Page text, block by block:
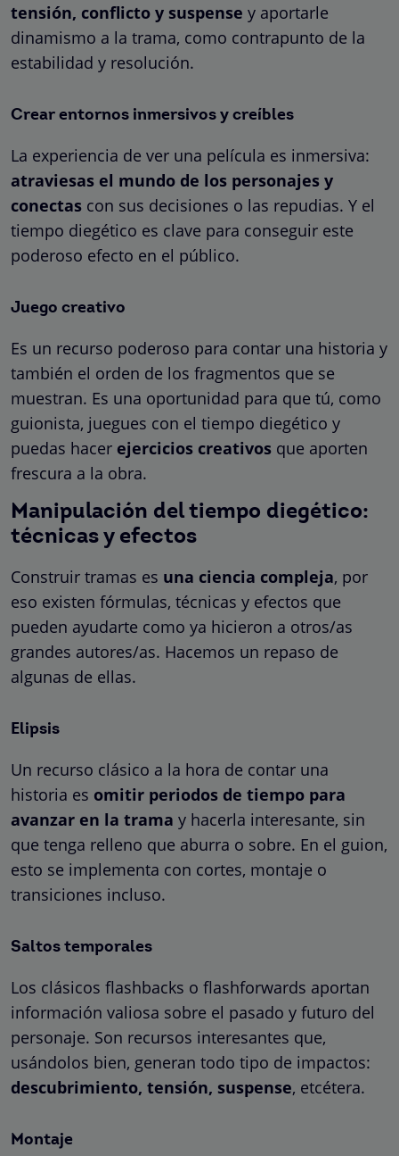
tensión, conflicto y suspense y aportarle
dinamismo a la trama, como contrapunto de la
estabilidad y resolución.
Crear entornos inmersivos y creíbles
La experiencia de ver una película es inmersiva:
atraviesas el mundo de los personajes y
conectas con sus decisiones o las repudias. Y el
tiempo diegético es clave para conseguir este
poderoso efecto en el público.
Juego creativo
Es un recurso poderoso para contar una historia y
también el orden de los fragmentos que se
muestran. Es una oportunidad para que tú, como
guionista, juegues con el tiempo diegético y
puedas hacer ejercicios creativos que aporten
frescura a la obra.
Manipulación del tiempo diegético:
técnicas y efectos
Construir tramas es una ciencia compleja, por
eso existen fórmulas, técnicas y efectos que
pueden ayudarte como ya hicieron a otros/as
grandes autores/as. Hacemos un repaso de
algunas de ellas.
Elipsis
Un recurso clásico a la hora de contar una
historia es omitir periodos de tiempo para
avanzar en la trama y hacerla interesante, sin
que tenga relleno que aburra o sobre. En el guion,
esto se implementa con cortes, montaje o
transiciones incluso.
Saltos temporales
Los clásicos flashbacks o flashforwards aportan
información valiosa sobre el pasado y futuro del
personaje. Son recursos interesantes que,
usándolos bien, generan todo tipo de impactos:
descubrimiento, tensión, suspense, etcétera.
Montaje